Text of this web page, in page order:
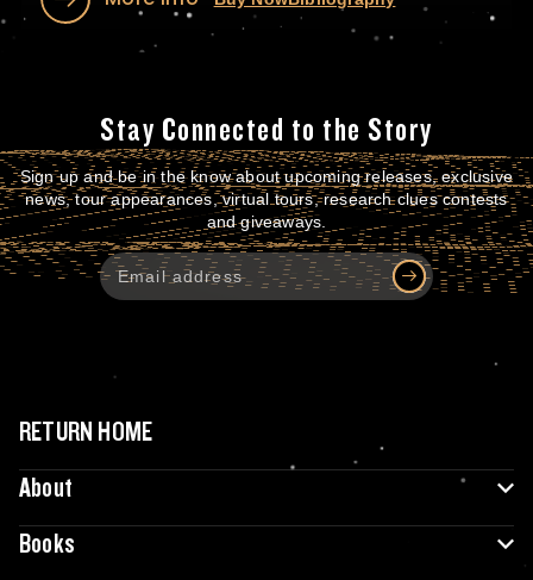
Stay Connected to the Story
Sign up and be in the know about upcoming releases, exclusive
news, tour appearances, virtual tours, research clues contests
and giveaways.
RETURN HOME
About
Books